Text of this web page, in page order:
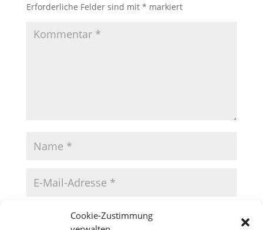
Cookie-Zustimmung
Erforderliche Felder sind mit * markiert